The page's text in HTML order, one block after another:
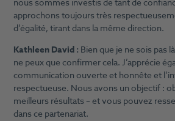
approchons toujours très
d’égalité, tirant dans la même direction.
Kathleen David : Bien que je ne sois pas
ne peux que confirmer cela. J’apprécie
communication ouverte et honnête et
respectueuse. Nous avons un objectif :
meilleurs résultats – et vous pouvez
dans ce partenariat.